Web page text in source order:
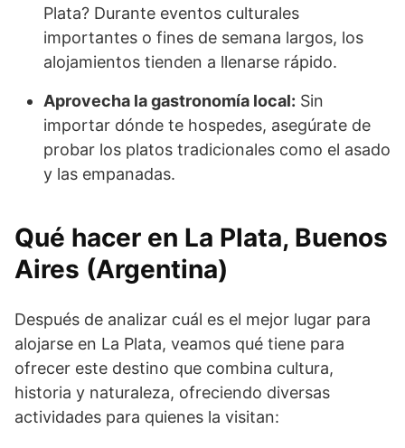
Plata? Durante eventos culturales
importantes o fines de semana largos, los
alojamientos tienden a llenarse rápido.
Aprovecha la gastronomía local: Sin
importar dónde te hospedes, asegúrate de
probar los platos tradicionales como el asado
y las empanadas.
Qué hacer en La Plata, Buenos
Aires (Argentina)
Después de analizar cuál es el mejor lugar para
alojarse en La Plata, veamos qué tiene para
ofrecer este destino que combina cultura,
historia y naturaleza, ofreciendo diversas
actividades para quienes la visitan: